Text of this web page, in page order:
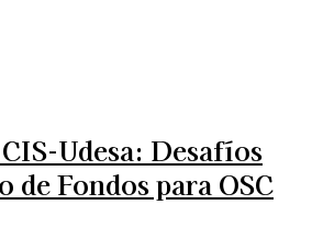
Udesa: Desafíos
Fondos para OSC